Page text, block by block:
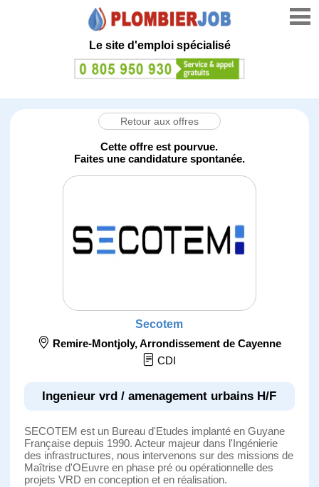
Le site d'emploi spécialisé
Retour aux offres
Cette offre est pourvue.
Faites une candidature spontanée.
Secotem
Remire-Montjoly,Arrondissement de Cayenne
CDI
Ingenieur vrd / amenagement urbains H/F
SECOTEM est un Bureau d'Etudes implanté en Guyane
Française depuis 1990. Acteur majeur dans l'Ingénierie
des infrastructures, nous intervenons sur des missions de
Maîtrise d'OEuvre en phase pré ou opérationnelle des
projets VRD en conception et en réalisation.